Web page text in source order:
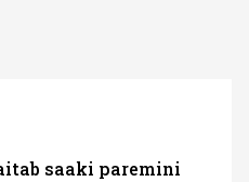
saaki paremini